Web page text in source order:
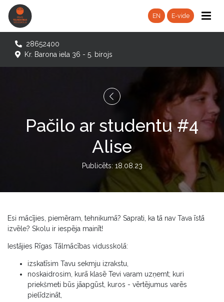
EN E-vide
28652400
Kr. Barona iela 36 - 5. birojs
Pačilo ar studentu #4
Alise
Publicēts: 18.08.23
Esi mācījies, piemēram, tehnikumā? Saprati, ka tā nav Tava īstā
izvēle? Skolu ir iespēja mainīt!
Iestājies Rīgas Tālmācības vidusskolā:
izskatīsim Tavu sekmju izrakstu,
noskaidrosim, kurā klasē Tevi varam uzņemt; kuri
priekšmeti būs jāapgūst, kuros - vērtējumus varēs
pielīdzināt,